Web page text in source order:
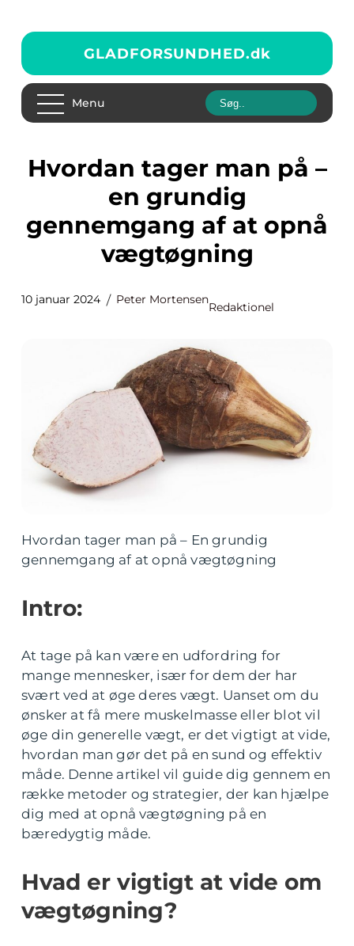
GLADFORSUNDHED.dk
Menu
Hvordan tager man på –
en grundig
gennemgang af at opnå
vægtøgning
10 januar 2024 Peter Mortensen
Redaktionel
Hvordan tager man på – En grundig
gennemgang af at opnå vægtøgning
Intro:
At tage på kan være en udfordring for
mange mennesker, især for dem der har
svært ved at øge deres vægt. Uanset om du
ønsker at få mere muskelmasse eller blot vil
øge din generelle vægt, er det vigtigt at vide,
hvordan man gør det på en sund og effektiv
måde. Denne artikel vil guide dig gennem en
række metoder og strategier, der kan hjælpe
dig med at opnå vægtøgning på en
bæredygtig måde.
Hvad er vigtigt at vide om
vægtøgning?